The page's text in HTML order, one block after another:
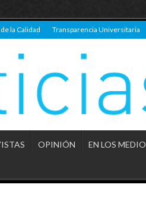
la Calidad Transparencia Universitaria
OPINIÓN EN LOS